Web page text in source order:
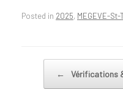
Posted in 2025, MEGEVE-St-
← Vérifications